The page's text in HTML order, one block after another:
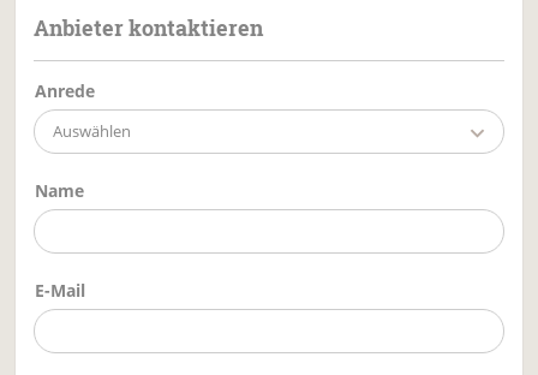
Anbieter kontaktieren
Anrede
Auswählen
Name
E-Mail